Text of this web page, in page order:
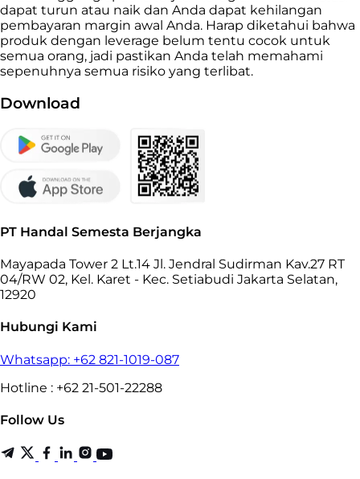
dapat turun atau naik dan Anda dapat kehilangan
pembayaran margin awal Anda. Harap diketahui bahwa
produk dengan leverage belum tentu cocok untuk
semua orang, jadi pastikan Anda telah memahami
sepenuhnya semua risiko yang terlibat.
Download
PT Handal Semesta Berjangka
Mayapada Tower 2 Lt.14 Jl. Jendral Sudirman Kav.27 RT
04/RW 02, Kel. Karet - Kec. Setiabudi Jakarta Selatan,
12920
Hubungi Kami
Whatsapp: +62 821-1019-087
Hotline : +62 21-501-22288
Follow Us